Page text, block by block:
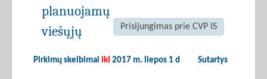
Prisijungimas prie CVP IS
Pirkimų skelbimai iki 2017 m. liepos 1 d Sutartys
planuojamų
viešųjų